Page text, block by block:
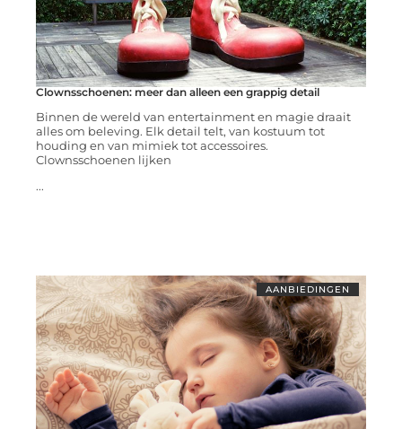
Clownsschoenen: meer dan alleen een grappig detail
Binnen de wereld van entertainment en magie draait
alles om beleving. Elk detail telt, van kostuum tot
houding en van mimiek tot accessoires.
Clownsschoenen lijken
...
AANBIEDINGEN